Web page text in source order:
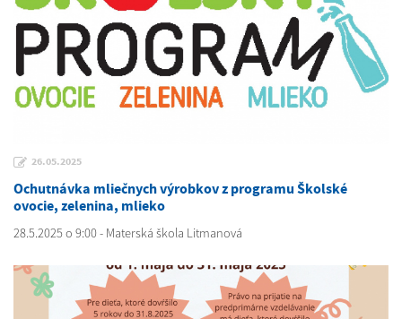
26.05.2025
Ochutnávka mliečnych výrobkov z programu Školské
ovocie, zelenina, mlieko
28.5.2025 o 9:00 - Materská škola Litmanová